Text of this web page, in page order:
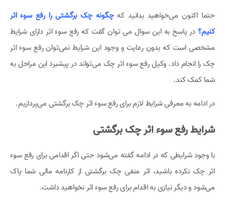
حتما اکنون می‌خواهید بدانید کهچگونه چک برگشتی را رفع سوء اثر
کنیم؟ در پاسخ به این سوال می توان گفت که رفع سوء اثر دارای شرایط
مشخصی است که بدون رعایت و وجود این شرایط نمی‌توان رفع سوء اثر
چک را انجام داد. وکیل رفع سوء اثر چک می‌تواند در پیشبرد این مراحل به
شما کمک کند.
در ادامه به معرفی شرایط لازم برای رفع سوء اثر چک برگشتی می‌پردازیم.
شرایط رفع سوء اثر چک برگشتی
با وجود شرایطی که در ادامه گفته می‌شود حتی اگر اقدامی برای رفع سوء
اثر چک نکرده باشید، اثر منفی چک برگشتی از کارنامه مالی شما پاک
می‌شود و دیگر نیازی به اقدام برای رفع سوء اثر نخواهید داشت.